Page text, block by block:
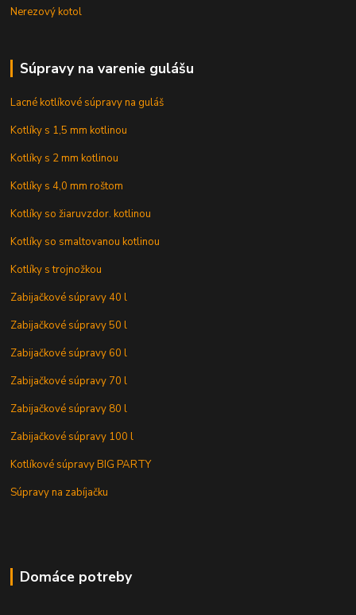
Nerezový kotol
Súpravy na varenie gulášu
Lacné kotlíkové súpravy na guláš
Kotlíky s 1,5 mm kotlinou
Kotlíky s 2 mm kotlinou
Kotlíky s 4,0 mm roštom
Kotlíky so žiaruvzdor. kotlinou
Kotlíky so smaltovanou kotlinou
Kotlíky s trojnožkou
Zabijačkové súpravy 40 l
Zabijačkové súpravy 50 l
Zabijačkové súpravy 60 l
Zabijačkové súpravy 70 l
Zabijačkové súpravy 80 l
Zabijačkové súpravy 100 l
Kotlíkové súpravy BIG PARTY
Súpravy na zabíjačku
Domáce potreby